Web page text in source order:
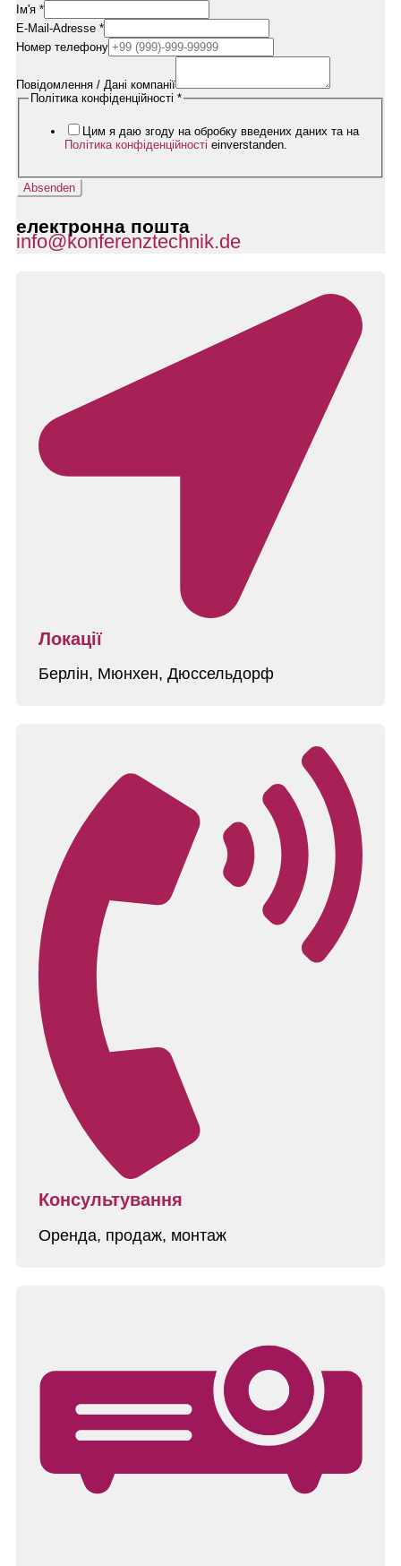
Ім'я *
E-Mail-Adresse *
Номер телефону
/
E-
Mail-
Повідомлення / Дані компанії
Політика конфіденційності *
Цим я даю згоду на обробку введених даних та на
Політика конфіденційності einverstanden.
Absenden
електронна пошта
info@konferenztechnik.de
Локації
Берлін, Мюнхен, Дюссельдорф
Консультування
Оренда, продаж, монтаж